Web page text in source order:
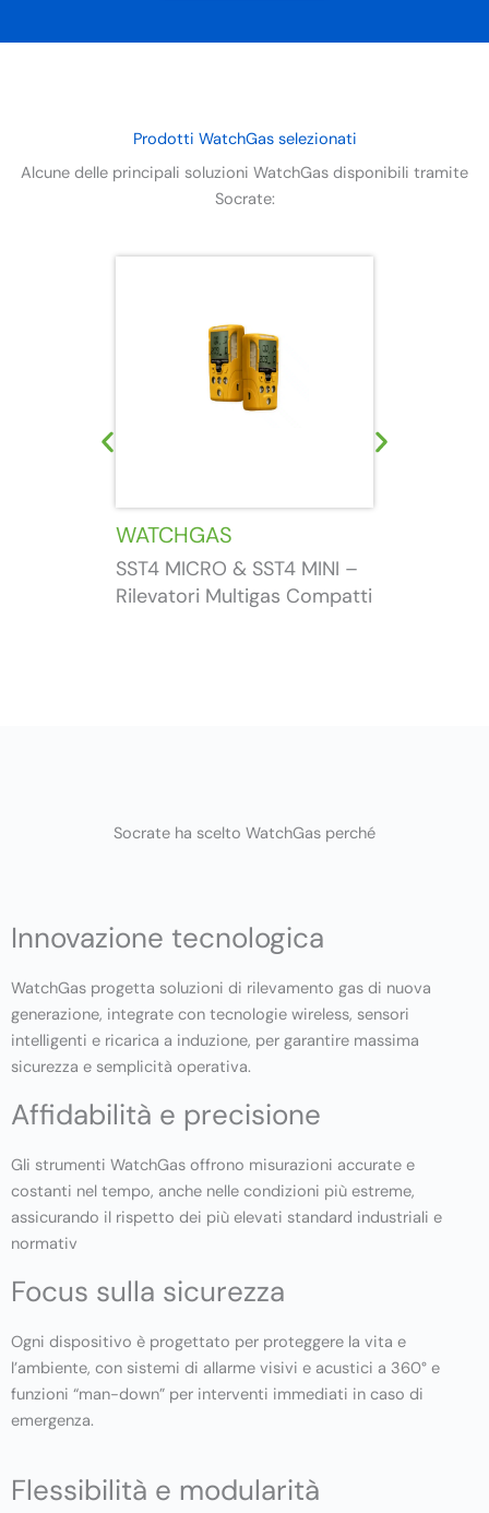
Prodotti WatchGas selezionati
Alcune delle principali soluzioni WatchGas disponibili tramite
Socrate:
WATCHGAS
SST4 MICRO & SST4 MINI –
Rilevatori Multigas Compatti
Socrate ha scelto WatchGas perché
Innovazione tecnologica
WatchGas progetta soluzioni di rilevamento gas di nuova
generazione, integrate con tecnologie wireless, sensori
intelligenti e ricarica a induzione, per garantire massima
sicurezza e semplicità operativa.
Affidabilità e precisione
Gli strumenti WatchGas offrono misurazioni accurate e
costanti nel tempo, anche nelle condizioni più estreme,
assicurando il rispetto dei più elevati standard industriali e
normativ
Focus sulla sicurezza
Ogni dispositivo è progettato per proteggere la vita e
l’ambiente, con sistemi di allarme visivi e acustici a 360° e
funzioni “man-down” per interventi immediati in caso di
emergenza.
Flessibilità e modularità